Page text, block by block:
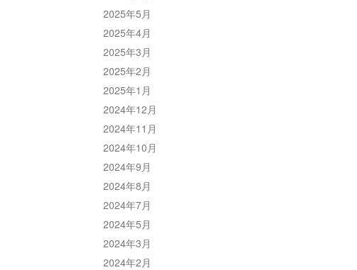
2025年5月
2025年4月
2025年3月
2025年2月
2025年1月
2024年12月
2024年11月
2024年10月
2024年9月
2024年8月
2024年7月
2024年5月
2024年3月
2024年2月